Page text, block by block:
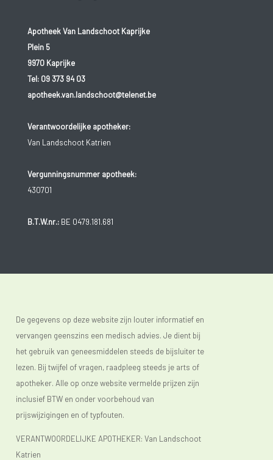
Apotheek Van Landschoot Kaprijke
Plein 5
9970 Kaprijke
Tel: 09 373 94 03
apotheek.van.landschoot@telenet.be
Verantwoordelijke apotheker:
Van Landschoot Katrien
Vergunningsnummer apotheek:
430701
B.T.W.nr.:BE 0479.181.681
De gegevens op deze website zijn louter informatief en
vervangen geenszins een medisch advies. Je dient bij
het gebruik van geneesmiddelen steeds de bijsluiter te
lezen. Bij twijfel of vragen, raadpleeg steeds je arts of
apotheker. Alle op onze website vermelde prijzen zijn
inclusief BTW en onder voorbehoud van
prijswijzigingen en of typfouten.
VERANTWOORDELIJKE APOTHEKER: Van Landschoot
Katrien